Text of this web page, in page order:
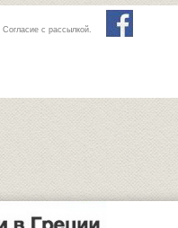
Согласие с рассылкой.